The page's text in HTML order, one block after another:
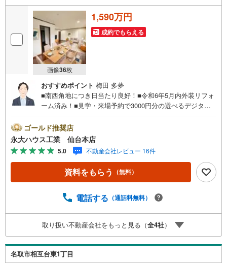
画像36枚
1,590万円
成約でもらえる
おすすめポイント 梅田 多夢
■南西角地につき日当たり良好！■令和6年5月内外装リフォ
ーム済み！■見学・来場予約で3000円分の選べるデジタル
を中心に宮城県内の多数店舗で展開中！こちらでは当社の
強みを大きく2つに分けてご紹介！1.＜豊富な不動産知識＞
戸建・マンション・土地...と種別を問わず不動産を取り扱
っております。更に教育施設や商業施設、子育て環境や行
政などの地域情報を総合し、お客様により良い物件選びを
して頂けるよう、しっかりとサポートさせて頂きます。2.
越し】【リフォーム】など住宅に関する様々なご質問はも
も、誠心誠意ご説明させて頂きます。各店舗ではキッズス
ペースも完備！お子様連れのご家族様で是非お越しくださ
い。営業時間:10:00～18:00（定休日火・水曜日※店舗によ
り変動あり）現地のご案内も可能ですので、どうぞお気軽
にお問い合わせください！
ゴールド推奨店
永大ハウス工業 仙台本店
5.0 不動産会社レビュー 16件
資料をもらう （無料）
電話する （通話料無料）
取り扱い不動産会社をもっと見る（全4社）
名取市相互台東1丁目